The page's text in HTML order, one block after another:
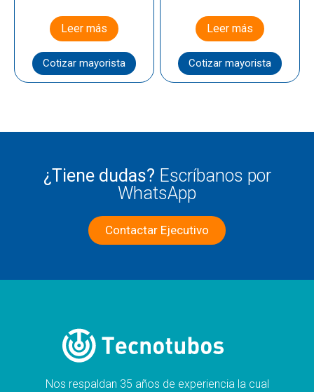
Leer más
Cotizar mayorista
Leer más
Cotizar mayorista
¿Tiene dudas? Escríbanos por
WhatsApp
Contactar Ejecutivo
Nos respaldan 35 años de experiencia la cual